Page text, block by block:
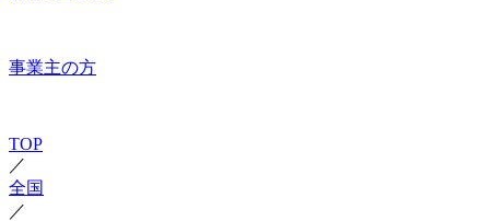
事業主の方
TOP
／
全国
／